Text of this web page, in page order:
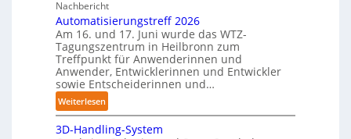
C
o
b
o
t
n
d
i
g
e
P
o
l
y
Nachbericht
Automatisierungstreff 2026
Am 16. und 17. Juni wurde das WTZ-
Tagungszentrum in Heilbronn zum
Treffpunkt für Anwenderinnen und
Anwender, Entwicklerinnen und Entwickler
sowie Entscheiderinnen und…
Weiterlesen:
A
u
3D-Handling-System